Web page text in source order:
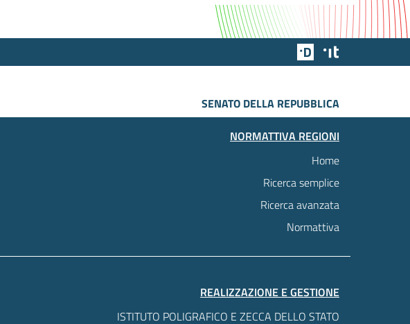
Team Digitale
SENATO DELLA REPUBBLICA
NORMATTIVA REGIONI
Home
Ricerca semplice
Ricerca avanzata
Normattiva
REALIZZAZIONE E GESTIONE
ISTITUTO POLIGRAFICO E ZECCA DELLO STATO